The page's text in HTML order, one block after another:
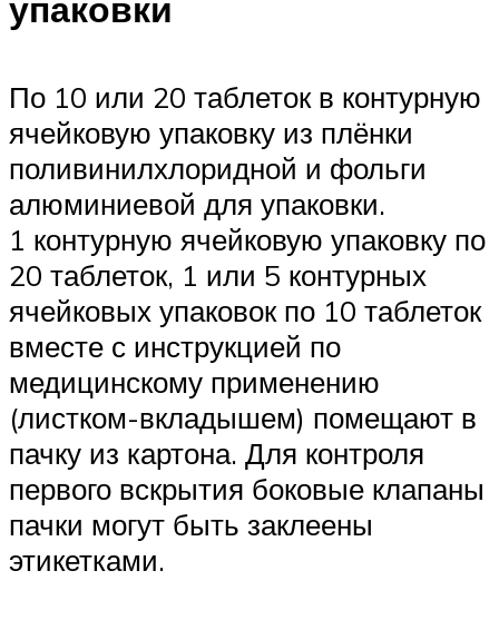
упаковки
По 10 или 20 таблеток в контурную
ячейковую упаковку из плёнки
поливинилхлоридной и фольги
алюминиевой для упаковки.
1 контурную ячейковую упаковку по
20 таблеток, 1 или 5 контурных
ячейковых упаковок по 10 таблеток
вместе с инструкцией по
медицинскому применению
(листком-вкладышем) помещают в
пачку из картона. Для контроля
первого вскрытия боковые клапаны
пачки могут быть заклеены
этикетками.